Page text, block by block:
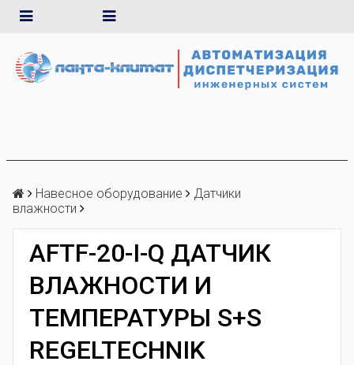
Навесное оборудование
Датчики
влажности
AFTF-20-I-Q ДАТЧИК
ВЛАЖНОСТИ И
ТЕМПЕРАТУРЫ S+S
REGELTECHNIK